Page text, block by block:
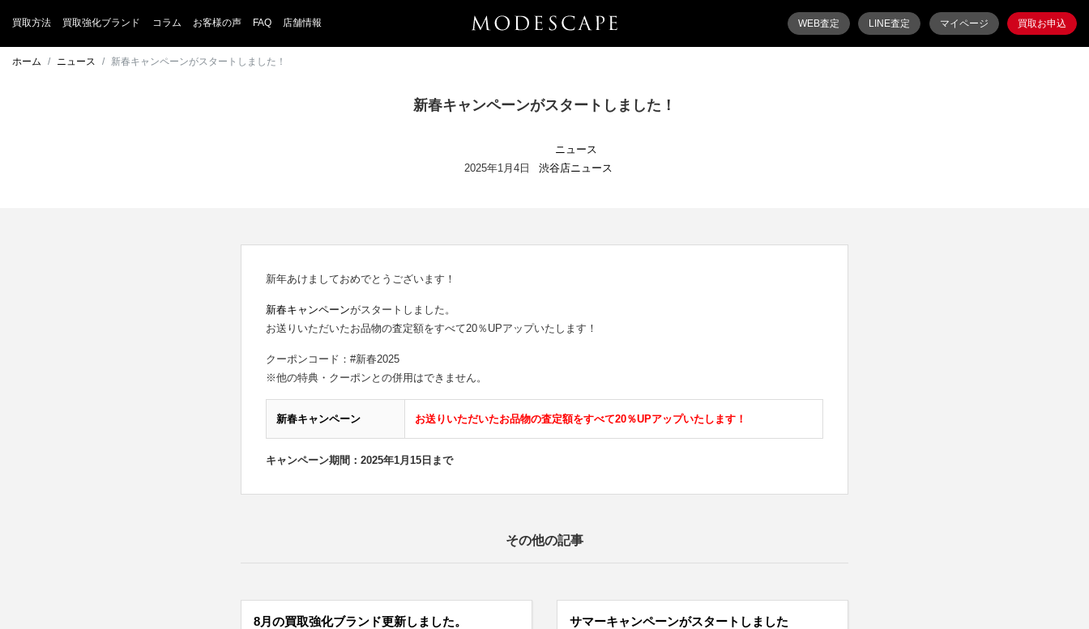
買取方法 買取強化ブランド コラム お客様の声 FAQ 店舗情報 WEB査定 LINE査定 マイページ 買取お申込
ホーム ニュース 新春キャンペーンがスタートしました！
新春キャンペーンがスタートしました！
2025年1月4日
ニュース
渋谷店ニュース
新年あけましておめでとうございます！
新春キャンペーンがスタートしました。
お送りいただいたお品物の査定額をすべて20％UPアップいたします！
クーポンコード：#新春2025
※他の特典・クーポンとの併用はできません。
新春キャンペーン お送りいただいたお品物の査定額をすべて20％UPアップいたします！
キャンペーン期間：2025年1月15日まで
その他の記事
8月の買取強化ブランド更新しました。 サマーキャンペーンがスタートしました